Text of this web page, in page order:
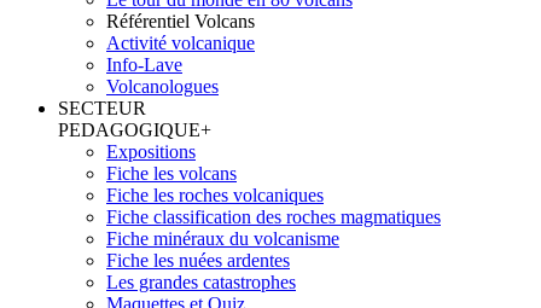
Référentiel Volcans
Activité volcanique
Info-Lave
Volcanologues
SECTEUR
PEDAGOGIQUE+
Expositions
Fiche les volcans
Fiche les roches volcaniques
Fiche classification des roches magmatiques
Fiche minéraux du volcanisme
Fiche les nuées ardentes
Les grandes catastrophes
Maquettes et Quiz